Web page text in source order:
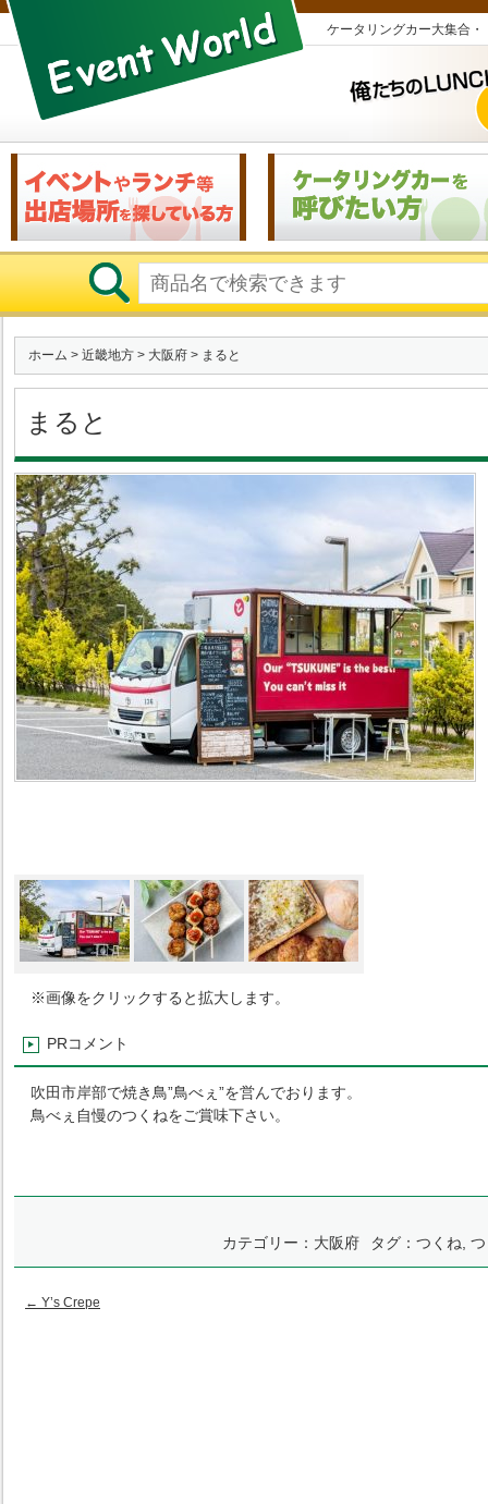
ケータリングカー大集合
ホーム > 近畿地方 > 大阪府 > まると
まると
※画像をクリックすると拡大します。
PRコメント
吹田市岸部で焼き鳥”鳥べぇ”を営んでおります。
鳥べぇ自慢のつくねをご賞味下さい。
カテゴリー： 大阪府 タグ： つくね
← Y’s Crepe